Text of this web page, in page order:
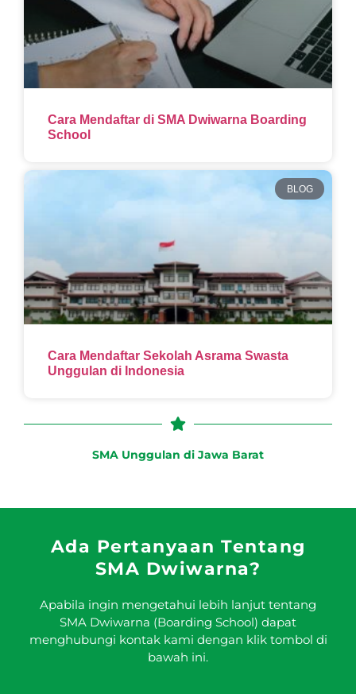
Cara Mendaftar di SMA Dwiwarna Boarding
School
BLOG
Cara Mendaftar Sekolah Asrama Swasta
Unggulan di Indonesia
SMA Unggulan di Jawa Barat
Ada Pertanyaan Tentang
SMA Dwiwarna?
Apabila ingin mengetahui lebih lanjut tentang
SMA Dwiwarna (Boarding School) dapat
menghubungi kontak kami dengan klik tombol di
bawah ini.